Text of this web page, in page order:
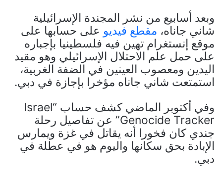
وبعد أسابيع من نشر المجندة الإسرائيلية
شاني جاناه، مقطع فيديو على حسابها على
موقع إنستغرام تهين فيه فلسطينيا بإجباره
على حمل علم الاحتلال الإسرائيلي وهو مقيد
اليدين ومعصوب العينين في الضفة الغربية،
استمتعت شاني جاناه مؤخرا بإجازة في دبي.
وفي أكتوبر الماضي كشف حساب “Israel
Genocide Tracker” عن تفاصيل رحلة
جندي كان فخورا أنه يقاتل في غزة ويمارس
الإبادة بحق سكانها واليوم هو في عطلة في
دبي.